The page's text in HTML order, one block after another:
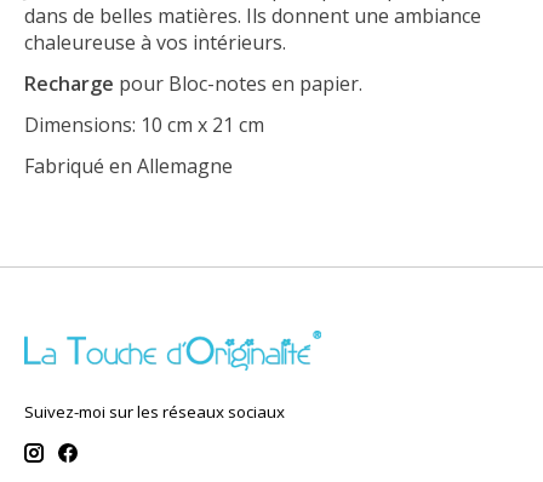
dans de belles matières. Ils donnent une ambiance
chaleureuse à vos intérieurs.
Recharge pour Bloc-notes en papier.
Dimensions: 10 cm x 21 cm
Fabriqué en Allemagne
Suivez-moi sur les réseaux sociaux